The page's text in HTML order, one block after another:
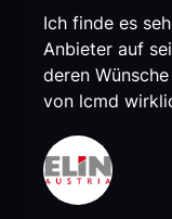
Ich finde es
Anbieter auf
deren
von lcmd